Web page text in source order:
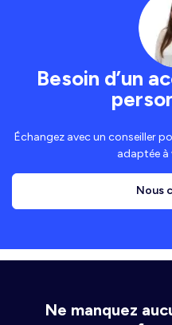
Besoin d’un
Échangez avec un conseiller
adaptée
Nous
Ne manquez